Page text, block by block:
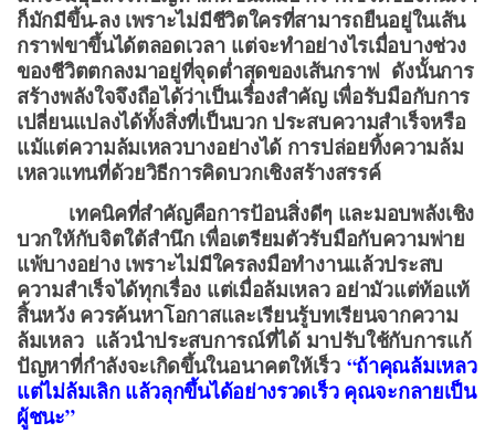
ก็มักมีขึ้น-ลง เพราะไม่มีชีวิตใครที่สามารถยืนอยู่ในเส้น
กราฟขาขึ้นได้ตลอดเวลา แต่จะทำอย่างไรเมื่อบางช่วง
ของชีวิตตกลงมาอยู่ที่จุดต่ำสุดของเส้นกราฟ ดังนั้นการ
สร้างพลังใจจึงถือได้ว่าเป็นเรื่องสำคัญ เพื่อรับมือกับการ
เปลี่ยนแปลงได้ทั้งสิ่งที่เป็นบวก ประสบความสำเร็จหรือ
แม้แต่ความล้มเหลวบางอย่างได้ การปล่อยทิ้งความล้ม
เหลวแทนที่ด้วยวิธีการคิดบวกเชิงสร้างสรรค์
เทคนิคที่สำคัญคือการป้อนสิ่งดีๆ และมอบพลังเชิง
บวกให้กับจิตใต้สำนึก เพื่อเตรียมตัวรับมือกับความพ่าย
แพ้บางอย่าง เพราะไม่มีใครลงมือทำงานแล้วประสบ
ความสำเร็จได้ทุกเรื่อง แต่เมื่อล้มเหลว อย่ามัวแต่ท้อแท้
สิ้นหวัง ควรค้นหาโอกาสและเรียนรู้บทเรียนจากความ
ล้มเหลว แล้วนำประสบการณ์ที่ได้ มาปรับใช้กับการแก้
ปัญหาที่กำลังจะเกิดขึ้นในอนาคตให้เร็ว “ถ้าคุณล้มเหลว
แต่ไม่ล้มเลิก แล้วลุกขึ้นได้อย่างรวดเร็ว คุณจะกลายเป็น
ผู้ชนะ”